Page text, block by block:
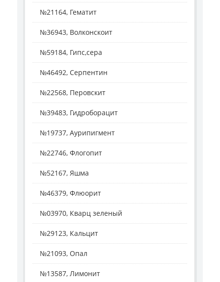
№21164, Гематит
№36943, Волконскоит
№59184, Гипс,сера
№46492, Серпентин
№22568, Перовскит
№39483, Гидроборацит
№19737, Аурипигмент
№22746, Флогопит
№52167, Яшма
№46379, Флюорит
№03970, Кварц зеленый
№29123, Кальцит
№21093, Опал
№13587, Лимонит